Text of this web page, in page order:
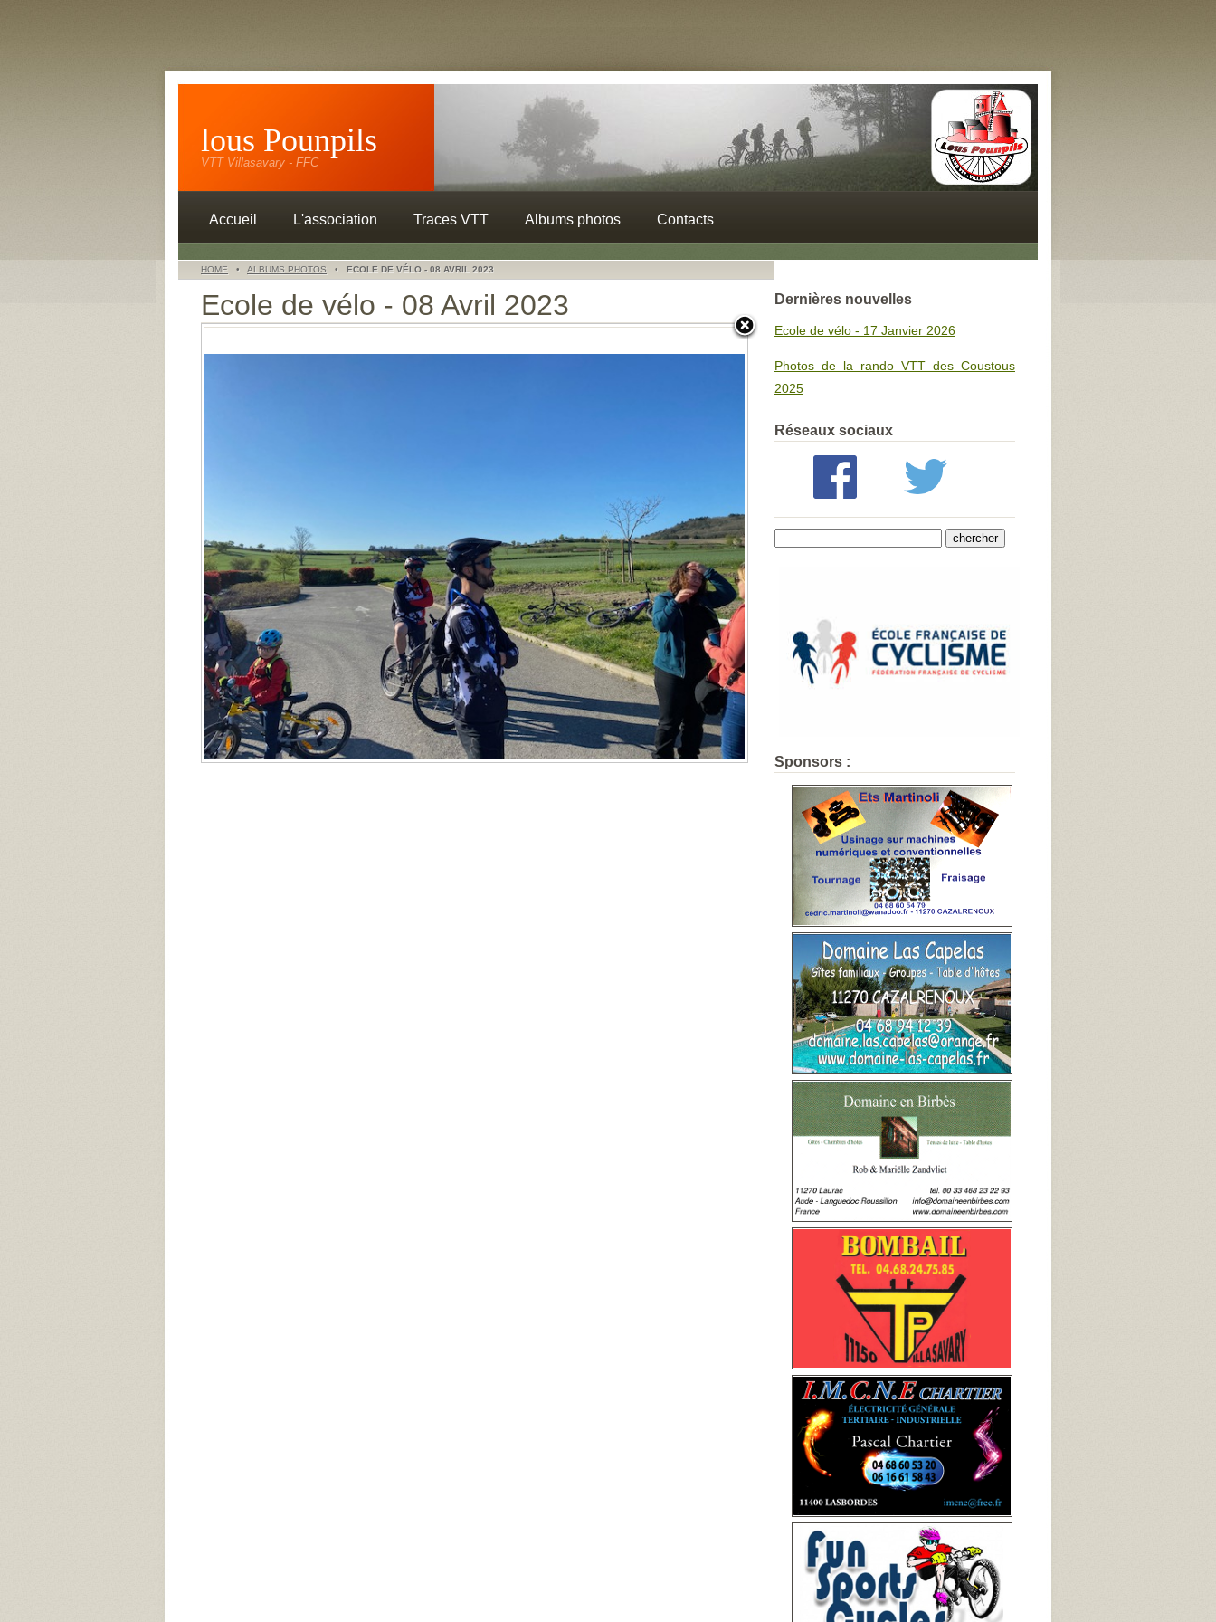
lous Pounpils
VTT Villasavary - FFC
Accueil L'association Traces VTT Albums photos Contacts
HOME • ALBUMS PHOTOS • ECOLE DE VÉLO - 08 AVRIL 2023
Ecole de vélo - 08 Avril 2023 Dernières nouvelles
Ecole de vélo - 17 Janvier 2026
Photos de la rando VTT des Coustous
2025
Réseaux sociaux
Sponsors :